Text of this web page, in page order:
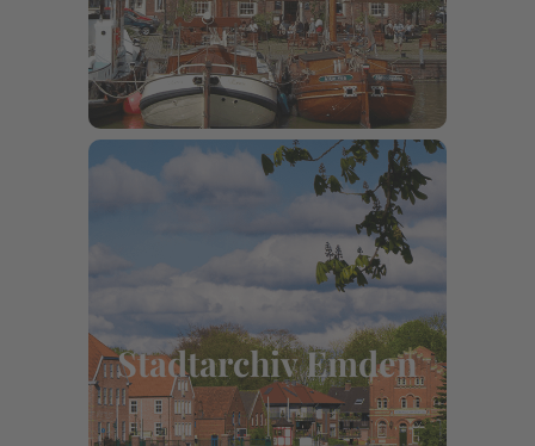
Mehr erfahren
Stadtarchiv Emden
Stadtarchiv Emden
Kirchstraße 18, 26721 Emden